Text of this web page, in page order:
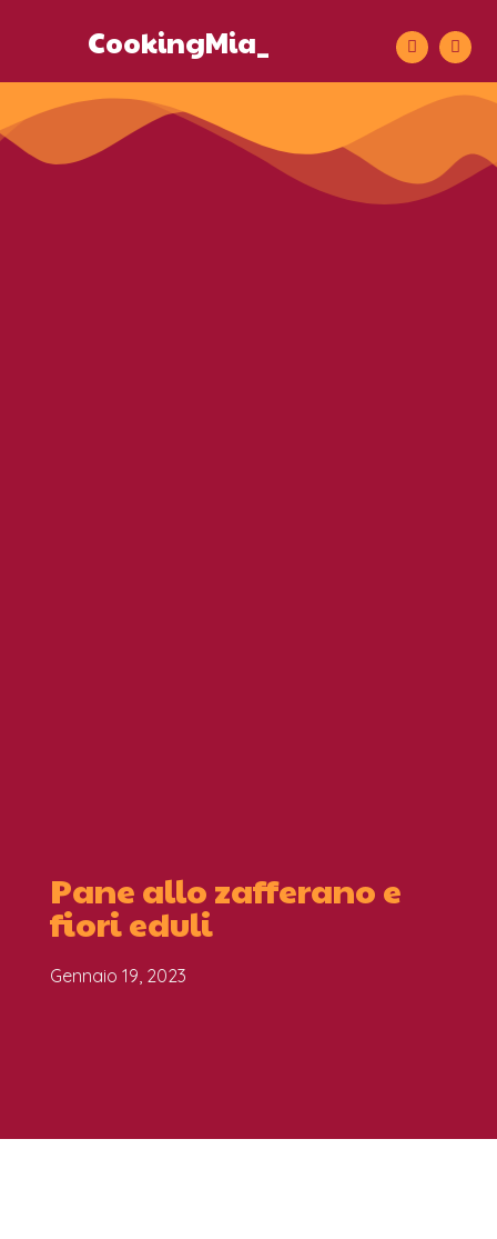
CookingMia_
Pane allo zafferano e
fiori eduli
Gennaio 19, 2023